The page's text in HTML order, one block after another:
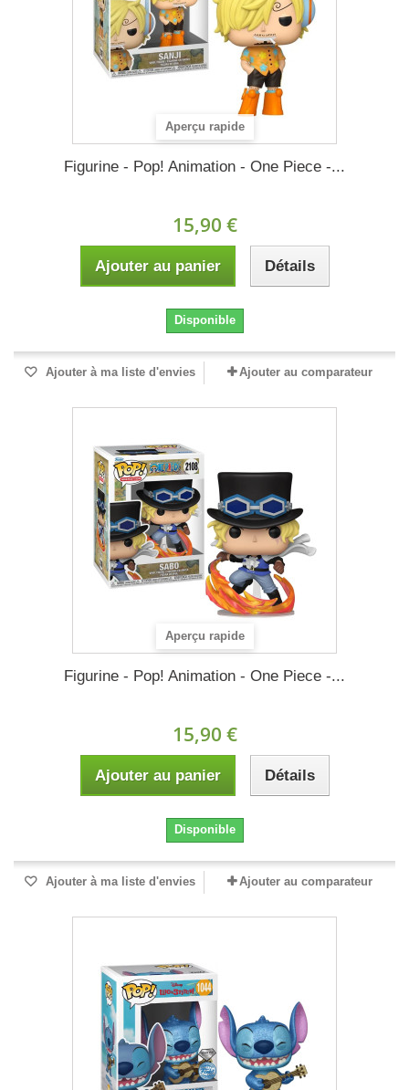
Aperçu rapide
Figurine - Pop! Animation - One Piece -...
15,90 €
Ajouter au panier Détails
Disponible
Ajouter à ma liste d'envies Ajouter au comparateur
Aperçu rapide
Figurine - Pop! Animation - One Piece -...
15,90 €
Ajouter au panier Détails
Disponible
Ajouter à ma liste d'envies Ajouter au comparateur